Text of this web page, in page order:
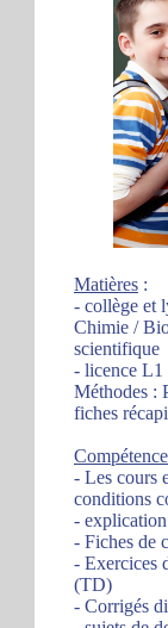
Matières :
- collège et
Chimie /
scientifique
- licence L1
Méthodes :
fiches
- Les cours
conditions
-
- Fiches de
- Exercices
(TD)
- Corrigés